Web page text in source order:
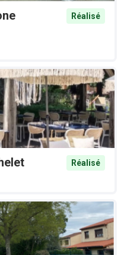
Réalisé
Réalisé